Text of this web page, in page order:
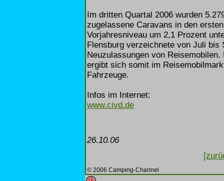
Im dritten Quartal 2006 wurden
zugelassene Caravans in den
Vorjahresniveau um 2,1 Prozent
Flensburg verzeichnete von Juli bis
Neuzulassungen von
ergibt sich somit im
Fahrzeuge.
Infos im Internet:
www.civd.de
26.10.06
© 2006 Camping-Channel